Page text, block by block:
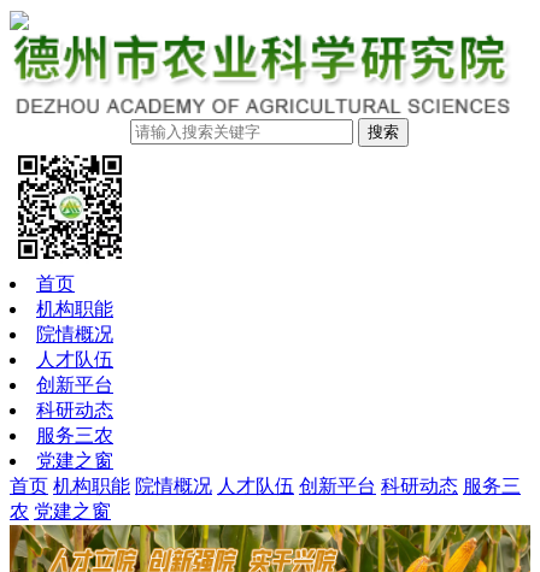
搜索
首页
机构职能
院情概况
人才队伍
创新平台
科研动态
服务三农
党建之窗
首页 机构职能 院情概况 人才队伍 创新平台 科研动态 服务三
农 党建之窗